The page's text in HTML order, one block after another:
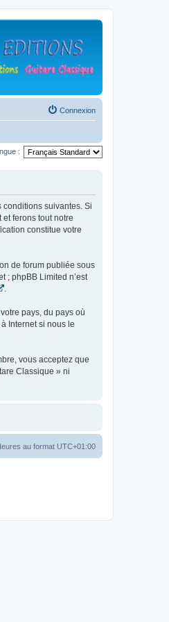
Connexion
:
conditions suivantes. Si
ferons tout notre
constitue votre
de forum publiée sous
; phpBB Limited n’est
.
pays, du pays où
Internet si nous le
vous acceptez que
Classique » ni
au format UTC+01:00